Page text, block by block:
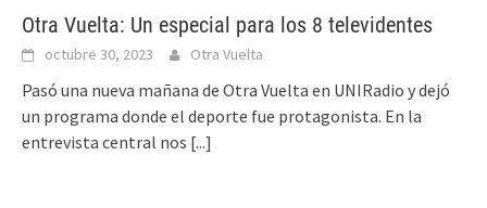
Otra Vuelta: Un especial para los 8 televidentes
octubre 30, 2023 Otra Vuelta
Pasó una nueva mañana de Otra Vuelta en UNIRadio y dejó
un programa donde el deporte fue protagonista. En la
entrevista central nos [...]